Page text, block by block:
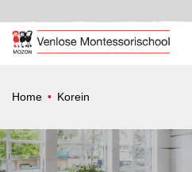
Home Korein